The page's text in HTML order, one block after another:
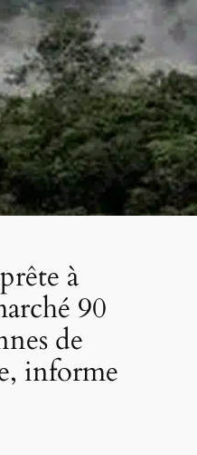
à
90
de
informe